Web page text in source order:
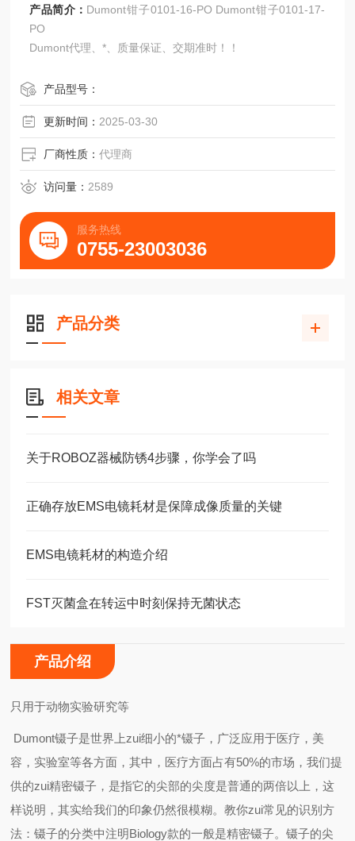
产品简介： Dumont钳子0101-16-PO Dumont钳子0101-17-
PO
Dumont代理、*、质量保证、交期准时！！
产品型号：
更新时间： 2025-03-30
厂商性质：代理商
访问量： 2589
服务热线
0755-23003036
产品分类
相关文章
关于ROBOZ器械防锈4步骤，你学会了吗
正确存放EMS电镜耗材是保障成像质量的关键
EMS电镜耗材的构造介绍
FST灭菌盒在转运中时刻保持无菌状态
产品介绍
只用于动物实验研究等
Dumont镊子是世界上zui细小的*镊子，广泛应用于医疗，美
容，实验室等各方面，其中，医疗方面占有50%的市场，我们提
供的zui精密镊子，是指它的尖部的尖度是普通的两倍以上，这
样说明，其实给我们的印象仍然很模糊。教你zui常见的识别方
法：镊子的分类中注明Biology款的一般是精密镊子。镊子的尖